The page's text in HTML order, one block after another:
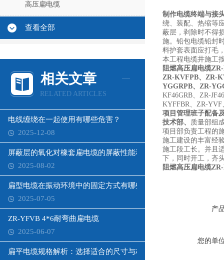
高压扁电缆
查看全部
相关文章
RELATED ARTICLES
电线缠绕在一起使用有哪些危害？
2025-12-08
屏蔽层的氧化对橡套扁电缆的屏蔽性能和寿命有何影响？
2025-08-02
扁型电缆在振动环境中的固定方式有哪些？
2025-07-05
ZR-YFVB 4*6耐弯曲扁电缆
2025-06-07
扁平电缆规格解析：选择适合的尺寸与材质
制作电缆终端与接
绕、装配、热缩等
蔽层，剥除时不得
施。铅包电缆铅封
料护套表面应打毛
本工程电缆井施工
阻燃高压扁电缆
ZR-KVFPB、ZR-
YGGRPB、ZR-
KF46GRB、ZR-
KYFFBR、ZR-YVF
项目管理班子配备
技术部、 质量部组
项目部负责工程的
施工建设的丰富经
施工段工长。并且
下，同时开工，齐
阻燃高压扁电缆
产
您的单